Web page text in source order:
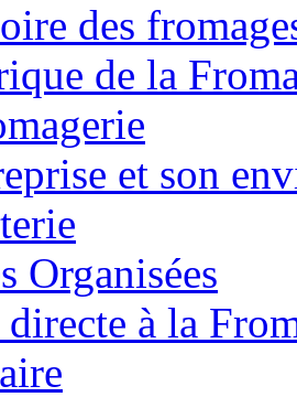
des
de la
et son
Organisées
directe à la